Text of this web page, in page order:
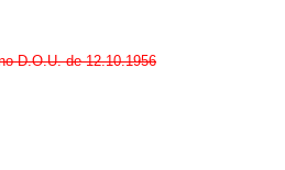
D.O.U. de 12.10.1956